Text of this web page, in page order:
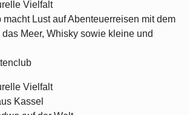
Vielfalt
macht Lust auf Abenteuerreisen mit dem
Meer, Whisky sowie kleine und
Vielfalt
Kassel